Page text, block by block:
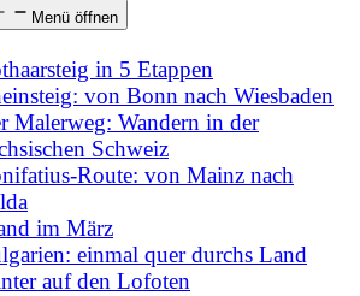
Menü öffnen
in 5 Etappen
von Bonn nach Wiesbaden
Malerweg: Wandern in der
Schweiz
Route: von Mainz nach
im März
einmal quer durchs Land
auf den Lofoten